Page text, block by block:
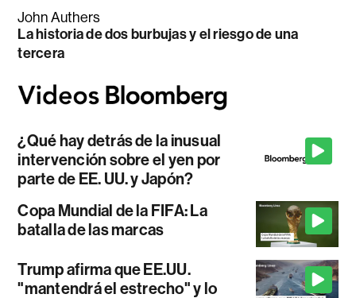
John Authers
La historia de dos burbujas y el riesgo de una
tercera
¿Qué hay detrás de la inusual
intervención sobre el yen por
parte de EE. UU. y Japón?
Copa Mundial de la FIFA: La
batalla de las marcas
Trump afirma que EE.UU.
"mantendrá el estrecho" y lo